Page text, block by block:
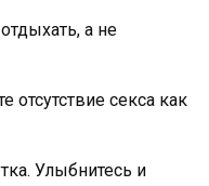
а не
отсутствие секса как
Улыбнитесь и